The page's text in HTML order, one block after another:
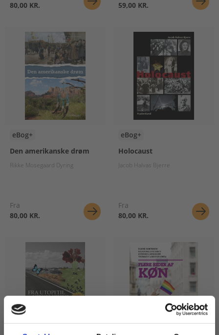
80,00 KR.
59,00 KR.
eBog+
Den amerikanske drøm
Rikke Mosegaard Dyring
Fra
80,00 KR.
eBog+
Holocaust
Jacob Halvas Bjerre
Fra
80,00 KR.